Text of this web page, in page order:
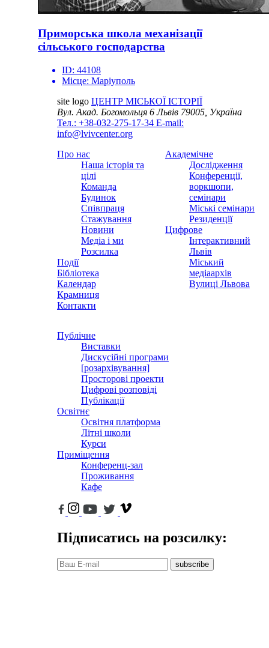
Приморська школа механізації
сільського господарства
ID: 44108
Місце: Маріуполь
site logo ЦЕНТР МІСЬКОЇ ІСТОРІЇ
Вул. Акад. Богомольця 6Львів 79005, Україна
Тел.: +38-032-275-17-34 E-mail:
info@lvivcenter.org
Про нас
Наша історія та
цілі
Команда
Будинок
Співпраця
Стажування
Новини
Медіа і ми
Розсилка
Події
Бібліотека
Календар
Крамниця
Контакти
Академічне
Дослідження
Конференції,
воркшопи,
семінари
Міські семінари
Резиденції
Цифрове
Інтерактивний
Львів
Міський
медіаархів
Вулиці Львова
Публічне
Виставки
Дискусійні програми
[розархівування]
Просторові проекти
Цифрові розповіді
Публікації
Освітнє
Освітня платформа
Літні школи
Курси
Приміщення
Конференц-зал
Проживання
Кафе
Підписатись на розсилку:
subscribe